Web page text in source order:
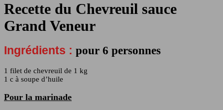
Recette du Chevreuil sauce
Grand Veneur
Ingrédients : pour 6 personnes
1 filet de chevreuil de 1 kg
1 c à soupe d’huile
Pour la marinade